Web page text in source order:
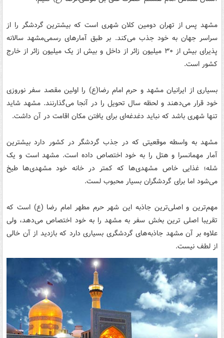
مشهد پس از تهران دومین کلان شهری است که بیشترین گردشگر را از
سراسر جهان به خود جذب می‌کند. بر طبق آمارهای رسمی‌مشهد سالانه
پذیرای بیش از ۳۰ میلیون زائر از داخل و بیش از یک میلیون زائر از خارج
کشور است.
بسیاری از ایرانیان مشهد و حرم امام رضا(ع) را اولین مقصد سفر نوروزی
خود قرار می‌دهند و لحظه سال تحویل را در آنجا می‌گذارنند. مشهد شاید
تنها شهری باشد که نباید دغدغه‌ای برای یافتن مکان اقامت در آن داشت.
مشهد به واسطه موقعیتی که در جذب گردشگر در کشور دارد بیشترین
آمار مهمانسرا و هتل را به خود اختصاص داده است. مشهد است و یک
شله؛ غذایی خاص مشهدی‌ها که کمتر در خانه خود مشهدی‌ها طیخ
می‌شود اما برای گردشگران بسیار محبوب لست.
مهم‌ترین و اصلی‌ترین جاذبه این شهر حرم مطهر امام رضا (ع) است‌ که
تقریبا اصلی ترین بخش سفر به مشهد را به خود اختصاص می‌دهد، ولی
علاوه بر آن مشهد جاذبه‌های گردشگری بسیاری دارد که بازدید از آن خالی
از لطف نیست.